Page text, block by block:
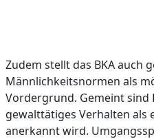
Zudem stellt das BKA auch
Männlichkeitsnormen als
Vordergrund. Gemeint sind
gewalttätiges Verhalten als
anerkannt wird.